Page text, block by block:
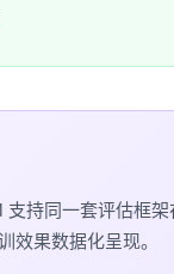
支持同一套评估框
果数据化呈现。